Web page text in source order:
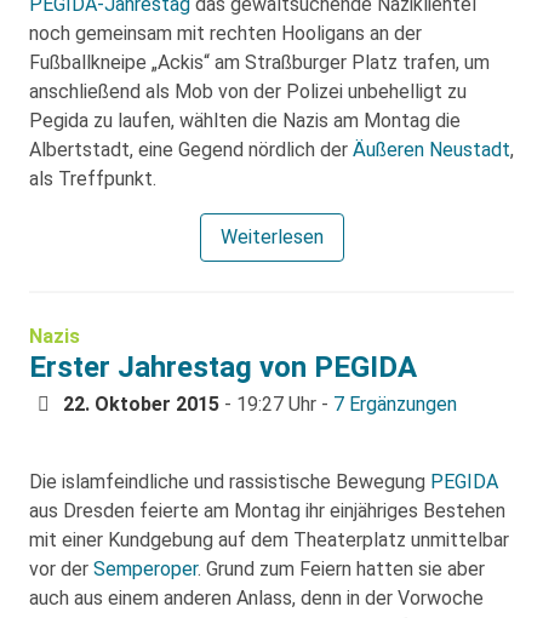
PEGIDA-Jahrestag das gewaltsuchende Naziklientel
noch gemeinsam mit rechten Hooligans an der
Fußballkneipe „Ackis“ am Straßburger Platz trafen, um
anschließend als Mob von der Polizei unbehelligt zu
Pegida zu laufen, wählten die Nazis am Montag die
Albertstadt, eine Gegend nördlich der Äußeren Neustadt,
als Treffpunkt.
Weiterlesen
Nazis
Erster Jahrestag von PEGIDA
22. Oktober 2015 - 19:27 Uhr - 7 Ergänzungen
Die islamfeindliche und rassistische Bewegung PEGIDA
aus Dresden feierte am Montag ihr einjähriges Bestehen
mit einer Kundgebung auf dem Theaterplatz unmittelbar
vor der Semperoper. Grund zum Feiern hatten sie aber
auch aus einem anderen Anlass, denn in der Vorwoche